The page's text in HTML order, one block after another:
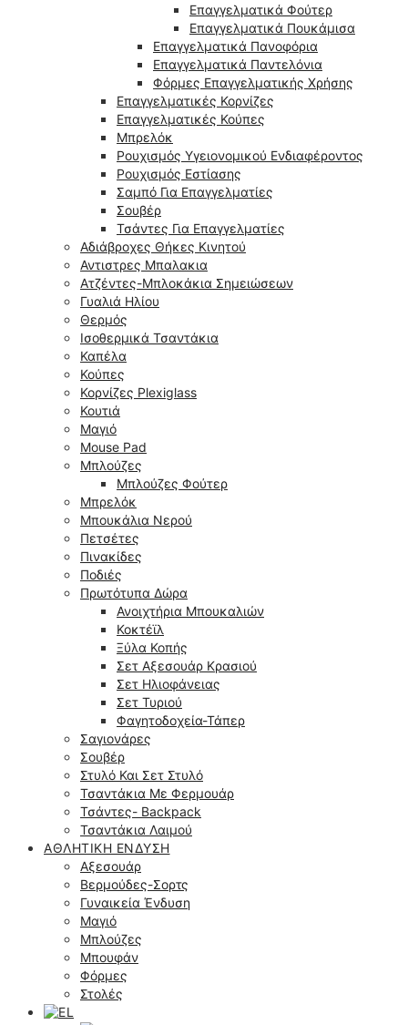
Επαγγελματικά Φούτερ
Επαγγελματικά Πουκάμισα
Επαγγελματικά Πανοφόρια
Επαγγελματικά Παντελόνια
Φόρμες Επαγγελματικής Χρήσης
Επαγγελματικές Κορνίζες
Επαγγελματικές Κούπες
Μπρελόκ
Ρουχισμός Υγειονομικού Ενδιαφέροντος
Ρουχισμός Εστίασης
Σαμπό Για Επαγγελματίες
Σουβέρ
Τσάντες Για Επαγγελματίες
Αδιάβροχες Θήκες Κινητού
Αντιστρες Μπαλακια
Ατζέντες-Μπλοκάκια Σημειώσεων
Γυαλιά Ηλίου
Θερμός
Ισοθερμικά Τσαντάκια
Καπέλα
Κούπες
Κορνίζες Plexiglass
Κουτιά
Μαγιό
Mouse Pad
Μπλούζες
Μπλούζες Φούτερ
Μπρελόκ
Μπουκάλια Νερού
Πετσέτες
Πινακίδες
Ποδιές
Πρωτότυπα Δώρα
Ανοιχτήρια Μπουκαλιών
Κοκτέϊλ
Ξύλα Κοπής
Σετ Αξεσουάρ Κρασιού
Σετ Ηλιοφάνειας
Σετ Τυριού
Φαγητοδοχεία-Τάπερ
Σαγιονάρες
Σουβέρ
Στυλό Και Σετ Στυλό
Τσαντάκια Με Φερμουάρ
Τσάντες- Backpack
Τσαντάκια Λαιμού
ΑΘΛΗΤΙΚΉ ΈΝΔΥΣΗ
Αξεσουάρ
Βερμούδες-Σορτς
Γυναικεία Ένδυση
Μαγιό
Μπλούζες
Μπουφάν
Φόρμες
Στολές